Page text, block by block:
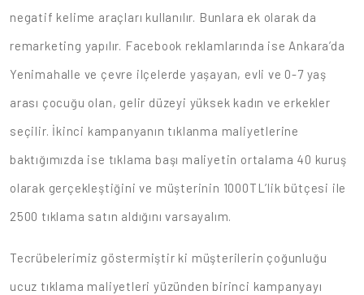
negatif kelime araçları kullanılır. Bunlara ek olarak da
remarketing yapılır. Facebook reklamlarında ise Ankara’da
Yenimahalle ve çevre ilçelerde yaşayan, evli ve 0-7 yaş
arası çocuğu olan, gelir düzeyi yüksek kadın ve erkekler
seçilir. İkinci kampanyanın tıklanma maliyetlerine
baktığımızda ise tıklama başı maliyetin ortalama 40 kuruş
olarak gerçekleştiğini ve müşterinin 1000TL’lik bütçesi ile
2500 tıklama satın aldığını varsayalım.
Tecrübelerimiz göstermiştir ki müşterilerin çoğunluğu
ucuz tıklama maliyetleri yüzünden birinci kampanyayı